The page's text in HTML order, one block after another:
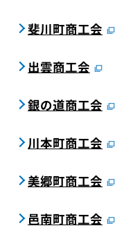
斐川町商工会
出雲商工会
銀の道商工会
川本町商工会
美郷町商工会
邑南町商工会